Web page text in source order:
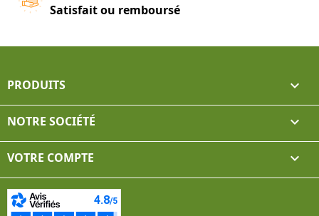
Satisfait ou remboursé
PRODUITS 
NOTRE SOCIÉTÉ 
VOTRE COMPTE 